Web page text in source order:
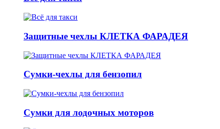
Защитные чехлы КЛЕТКА ФАРАДЕЯ
Сумки-чехлы для бензопил
Сумки для лодочных моторов